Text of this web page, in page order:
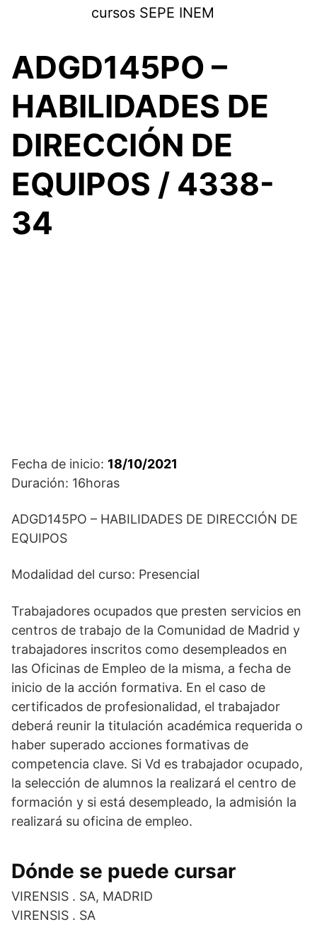
cursos SEPE INEM
ADGD145PO –
HABILIDADES DE
DIRECCIÓN DE
EQUIPOS / 4338-
34
Fecha de inicio: 18/10/2021
Duración: 16horas
ADGD145PO – HABILIDADES DE DIRECCIÓN DE
EQUIPOS
Modalidad del curso: Presencial
Trabajadores ocupados que presten servicios en
centros de trabajo de la Comunidad de Madrid y
trabajadores inscritos como desempleados en
las Oficinas de Empleo de la misma, a fecha de
inicio de la acción formativa. En el caso de
certificados de profesionalidad, el trabajador
deberá reunir la titulación académica requerida o
haber superado acciones formativas de
competencia clave. Si Vd es trabajador ocupado,
la selección de alumnos la realizará el centro de
formación y si está desempleado, la admisión la
realizará su oficina de empleo.
Dónde se puede cursar
VIRENSIS . SA, MADRID
VIRENSIS . SA